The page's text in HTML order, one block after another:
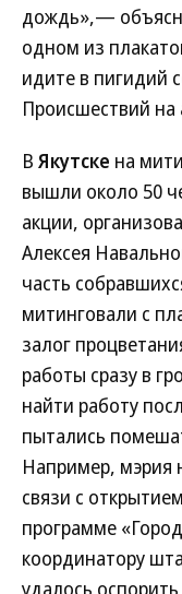
дождь»,—
одном из
идите в пигидий
Происшествий
В Якутске на
вышли около 50
акции,
Алексея
часть
митинговали с
залог
работы сразу в
найти работу
пытались
Например, мэрия
связи с
программе
координатору
удалось